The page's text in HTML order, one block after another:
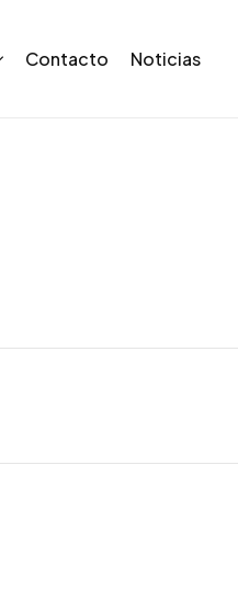
Contacto Noticias